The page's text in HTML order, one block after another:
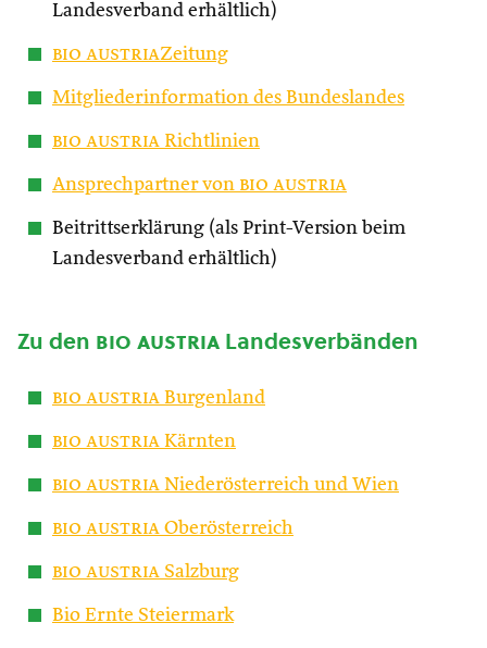
Landesverband erhältlich)
bio austriaZeitung
Mitgliederinformation des Bundeslandes
bio austria Richtlinien
Ansprechpartner von bio austria
Beitrittserklärung (als Print-Version beim
Landesverband erhältlich)
Zu den bio austria Landesverbänden
bio austria Burgenland
bio austria Kärnten
bio austria Niederösterreich und Wien
bio austria Oberösterreich
bio austria Salzburg
Bio Ernte Steiermark